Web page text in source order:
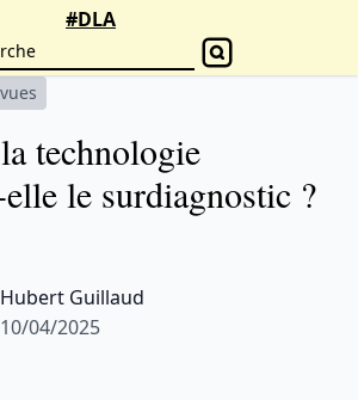
#DLA
technologie
le surdiagnostic ?
Hubert Guillaud
10/04/2025